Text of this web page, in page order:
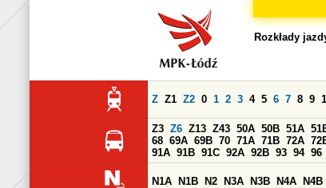
Rozkłady
Z Z1 Z2 0 1 2 3 4 5 6 7 8 9
Z3 Z6 Z13 Z43 50A 50B 51A
68 69A 69B 70 71A 71B 72A
91A 91B 91C 92A 92B 93 94 96
N1A N1B N2 N3A N3B N4A N4B